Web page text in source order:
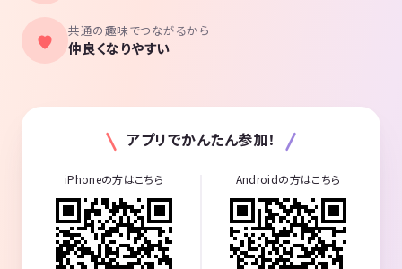
共通の趣味でつながるから
仲良くなりやすい
アプリでかんたん参加！
iPhoneの方はこちら Androidの方はこちら